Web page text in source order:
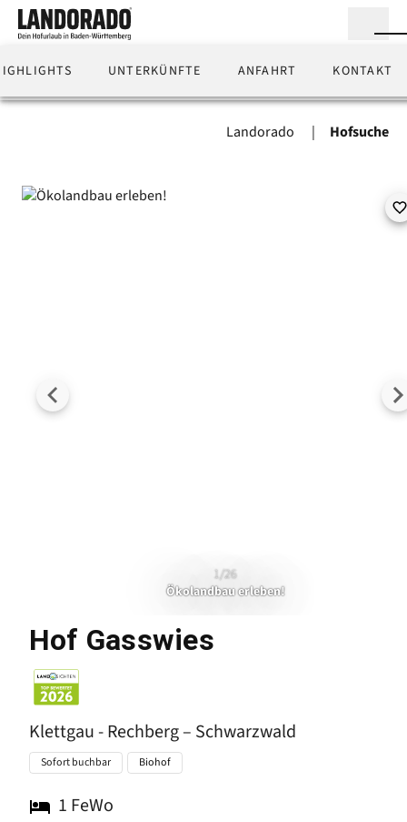
Hofsuche
UNTERKÜNFTE ANFAHRT KONTAKT
1/26
Ökolandbau erleben!
BESCHREIBUNG HIGHLIGHTS UNTERKÜNFTE
Hof GasswiesKlettgau -
Klettgau - Rechberg – Schwarzwald
Sofort buchbar Biohof
1 FeWo